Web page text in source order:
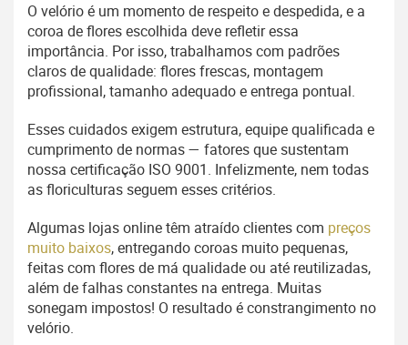
O velório é um momento de respeito e despedida, e a
coroa de flores escolhida deve refletir essa
importância. Por isso, trabalhamos com padrões
claros de qualidade: flores frescas, montagem
profissional, tamanho adequado e entrega pontual.
Esses cuidados exigem estrutura, equipe qualificada e
cumprimento de normas — fatores que sustentam
nossa certificação ISO 9001. Infelizmente, nem todas
as floriculturas seguem esses critérios.
Algumas lojas online têm atraído clientes com preços
muito baixos, entregando coroas muito pequenas,
feitas com flores de má qualidade ou até reutilizadas,
além de falhas constantes na entrega. Muitas
sonegam impostos! O resultado é constrangimento no
velório.